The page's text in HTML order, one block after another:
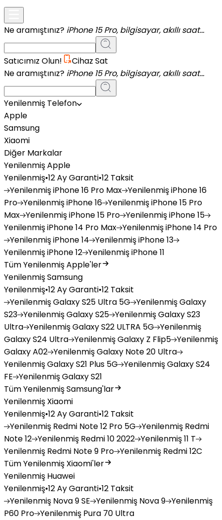
Ne aramıştınız? iPhone 15 Pro, bilgisayar, akıllı saat...
Satıcımız Olun!
Cihaz Sat
Ne aramıştınız? iPhone 15 Pro, bilgisayar, akıllı saat...
Yenilenmiş Telefon
Apple
Samsung
Xiaomi
Diğer Markalar
Yenilenmiş Apple
Yenilenmiş•12 Ay Garanti•12 Taksit
YenilenmişiPhone 16 Pro Max YenilenmişiPhone 16
Pro YenilenmişiPhone 16 YenilenmişiPhone 15 Pro
Max YenilenmişiPhone 15 Pro YenilenmişiPhone 15
YenilenmişiPhone 14 Pro Max YenilenmişiPhone 14 Pro
YenilenmişiPhone 14 YenilenmişiPhone 13
YenilenmişiPhone 12 YenilenmişiPhone 11
Tüm Yenilenmiş Apple'ler
Yenilenmiş Samsung
Yenilenmiş•12 Ay Garanti•12 Taksit
YenilenmişGalaxy S25 Ultra 5G YenilenmişGalaxy
S23 YenilenmişGalaxy S25 YenilenmişGalaxy S23
Ultra YenilenmişGalaxy S22 ULTRA 5G Yenilenmiş
Galaxy S24 Ultra YenilenmişGalaxy Z Flip5 Yenilenmiş
Galaxy A02 YenilenmişGalaxy Note 20 Ultra
YenilenmişGalaxy S21 Plus 5G YenilenmişGalaxy S24
FE YenilenmişGalaxy S21
Tüm Yenilenmiş Samsung'lar
Yenilenmiş Xiaomi
Yenilenmiş•12 Ay Garanti•12 Taksit
Yenilenmiş Redmi Note 12 Pro 5G Yenilenmiş Redmi
Note 12 Yenilenmiş Redmi 10 2022 Yenilenmiş11 T
Yenilenmiş Redmi Note 9 Pro Yenilenmiş Redmi 12C
Tüm Yenilenmiş Xiaomi'ler
Yenilenmiş Huawei
Yenilenmiş•12 Ay Garanti•12 Taksit
Yenilenmiş Nova 9 SE Yenilenmiş Nova 9 Yenilenmiş
P60 Pro Yenilenmiş Pura 70 Ultra